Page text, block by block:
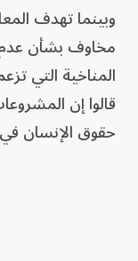
وبينما تهدف
مخاوف بشأن عدم
المناخية التي
قالوا إن
حقوق الإنسان